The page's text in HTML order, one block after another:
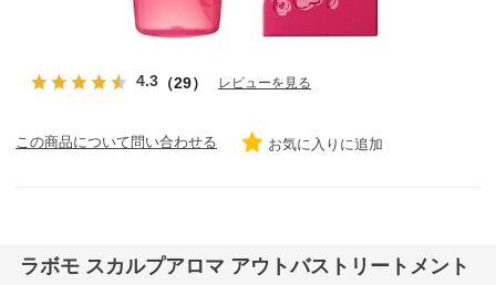
4.3 （29） レビューを見る
この商品について問い合わせる お気に入りに追加
ラボモ スカルプアロマ アウトバストリートメント